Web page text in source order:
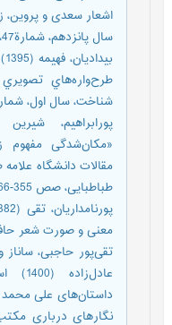
اشعار سعدی و پروین،
سال پانزدهم، شمارة47، تابستان 1402، صص99-129.
طرح‌واره‌هاي
شناخت، سال اول، شماره 1، صص 31-
«مکان‌شدگی مفهوم
مقالات دانشگاه علامه‌
طباطبایی، صص 355-366.
معنی و صورت شعر
تقی‌‌پور حاجبی، ساناز
داستان‌های علی محمد
نگارهای درباری